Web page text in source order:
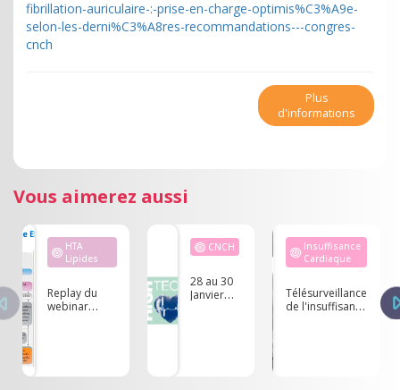
fibrillation-auriculaire-:-prise-en-charge-optimis%C3%A9e-
selon-les-derni%C3%A8res-recommandations---congres-
cnch
Plus
d'informations
Vous aimerez aussi
HTA
Lipides
Replay du
webinar
CNCH
28 au 30
Janvier
Insuffisance
Cardiaque
Télésurveillance
de l'insuffisance